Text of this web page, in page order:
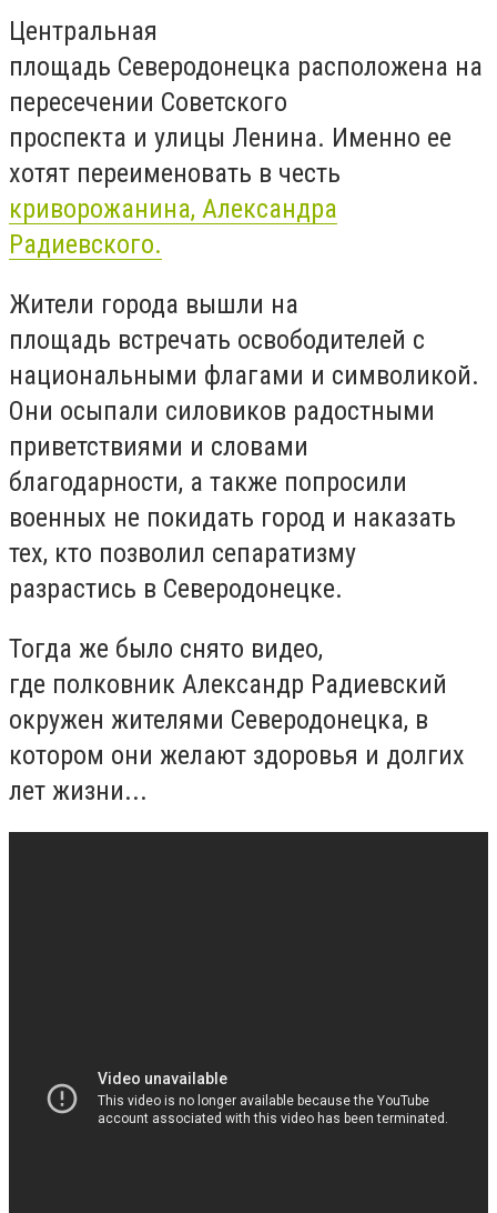
Центральная
площадь Северодонецка расположена на
пересечении Советского
проспекта и улицы Ленина. Именно ее
хотят переименовать в честь
криворожанина, Александра
Радиевского.
Жители города вышли на
площадь встречать освободителей с
национальными флагами и символикой.
Они осыпали силовиков радостными
приветствиями и словами
благодарности, а также попросили
военных не покидать город и наказать
тех, кто позволил сепаратизму
разрастись в Северодонецке.
Тогда же было снято видео,
где полковник Александр Радиевский
окружен жителями Северодонецка, в
котором они желают здоровья и долгих
лет жизни...